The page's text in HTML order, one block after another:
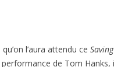
l’aura attendu ce
performance de Tom